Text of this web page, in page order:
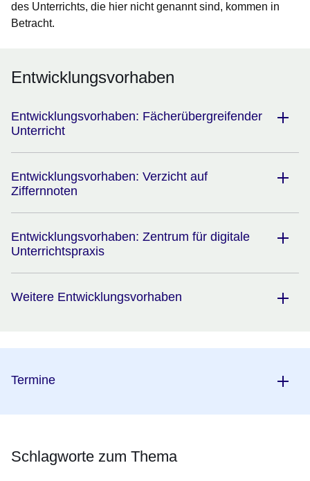
des Unterrichts, die hier nicht genannt sind, kommen in
Betracht.
Entwicklungsvorhaben
Entwicklungsvorhaben: Fächerübergreifender
Unterricht
Entwicklungsvorhaben: Verzicht auf
Ziffernnoten
Entwicklungsvorhaben: Zentrum für digitale
Unterrichtspraxis
Weitere Entwicklungsvorhaben
Termine
Schlagworte zum Thema